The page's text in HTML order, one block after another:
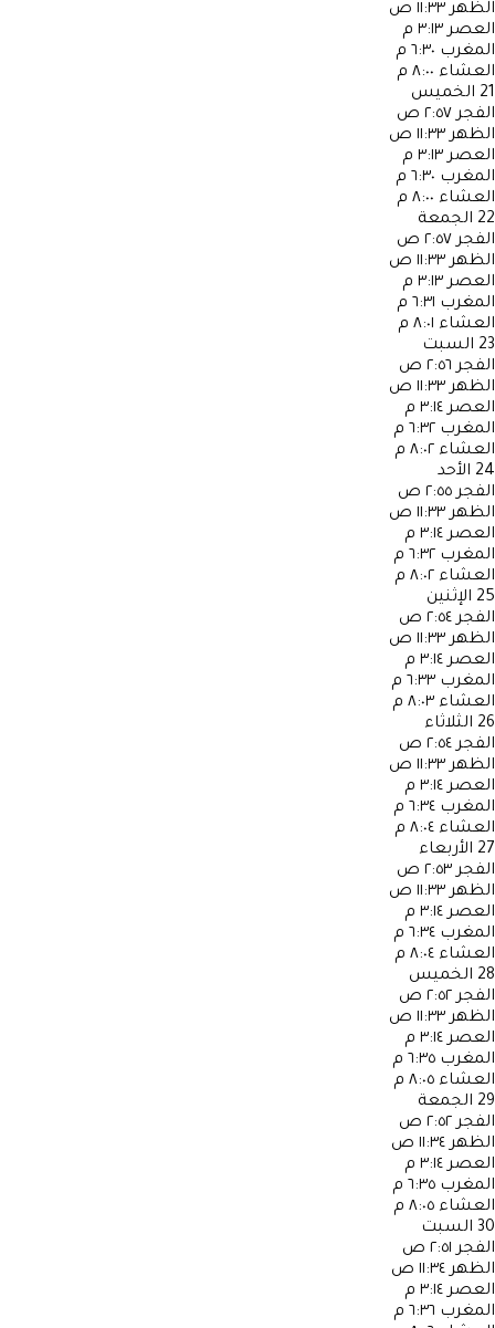
الظهر ١١:٣٣ ص
العصر ٣:١٣ م
المغرب ٦:٣٠ م
العشاء ٨:٠٠ م
21 الخميس
الفجر ٢:٥٧ ص
الظهر ١١:٣٣ ص
العصر ٣:١٣ م
المغرب ٦:٣٠ م
العشاء ٨:٠٠ م
22 الجمعة
الفجر ٢:٥٧ ص
الظهر ١١:٣٣ ص
العصر ٣:١٣ م
المغرب ٦:٣١ م
العشاء ٨:٠١ م
23 السبت
الفجر ٢:٥٦ ص
الظهر ١١:٣٣ ص
العصر ٣:١٤ م
المغرب ٦:٣٢ م
العشاء ٨:٠٢ م
24 الأحد
الفجر ٢:٥٥ ص
الظهر ١١:٣٣ ص
العصر ٣:١٤ م
المغرب ٦:٣٢ م
العشاء ٨:٠٢ م
25 الإثنين
الفجر ٢:٥٤ ص
الظهر ١١:٣٣ ص
العصر ٣:١٤ م
المغرب ٦:٣٣ م
العشاء ٨:٠٣ م
26 الثلاثاء
الفجر ٢:٥٤ ص
الظهر ١١:٣٣ ص
العصر ٣:١٤ م
المغرب ٦:٣٤ م
العشاء ٨:٠٤ م
27 الأربعاء
الفجر ٢:٥٣ ص
الظهر ١١:٣٣ ص
العصر ٣:١٤ م
المغرب ٦:٣٤ م
العشاء ٨:٠٤ م
28 الخميس
الفجر ٢:٥٢ ص
الظهر ١١:٣٣ ص
العصر ٣:١٤ م
المغرب ٦:٣٥ م
العشاء ٨:٠٥ م
29 الجمعة
الفجر ٢:٥٢ ص
الظهر ١١:٣٤ ص
العصر ٣:١٤ م
المغرب ٦:٣٥ م
العشاء ٨:٠٥ م
30 السبت
الفجر ٢:٥١ ص
الظهر ١١:٣٤ ص
العصر ٣:١٤ م
المغرب ٦:٣٦ م